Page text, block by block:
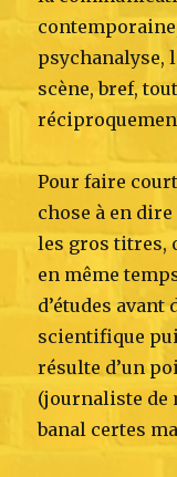
psychanalyse,
scène, bref,
Pour faire
chose à en
les gros titres,
en même
d’études avant
scientifique
résulte d’un
(journaliste de
banal certes